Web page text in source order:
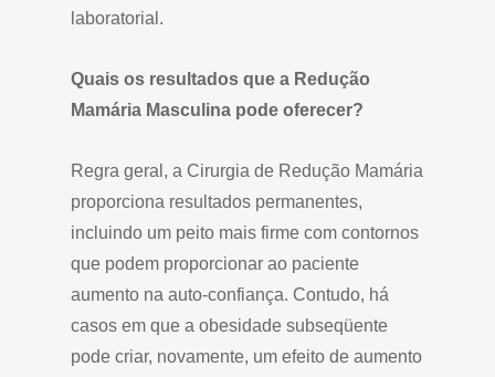
laboratorial.
Quais os resultados que a Redução
Mamária Masculina pode oferecer?
Regra geral, a Cirurgia de Redução Mamária
proporciona resultados permanentes,
incluindo um peito mais firme com contornos
que podem proporcionar ao paciente
aumento na auto-confiança. Contudo, há
casos em que a obesidade subseqüente
pode criar, novamente, um efeito de aumento